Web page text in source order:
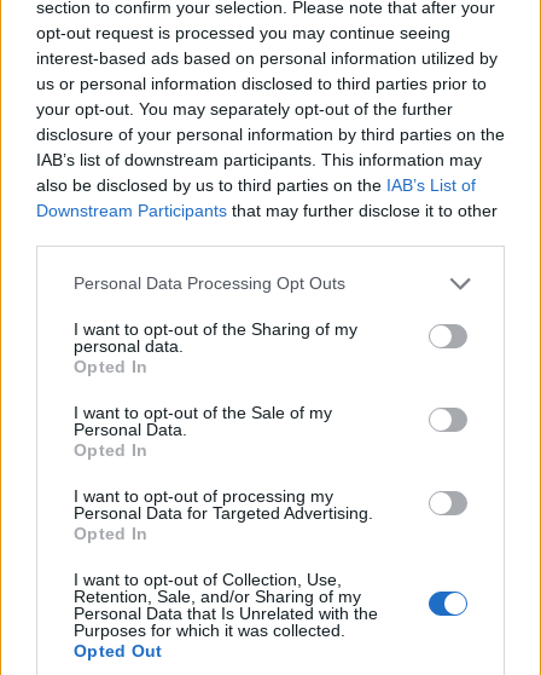
section to confirm your selection. Please note that after your
opt-out request is processed you may continue seeing
interest-based ads based on personal information utilized by
us or personal information disclosed to third parties prior to
your opt-out. You may separately opt-out of the further
disclosure of your personal information by third parties on the
IAB’s list of downstream participants. This information may
also be disclosed by us to third parties on the IAB’s List of
Downstream Participants that may further disclose it to other
Please note that this website/app uses one or more Google
not limited to your visit or usage behaviour. You may click to
grant or deny consent to Google and its third-party tags to
use your data for below specified purposes in below Google
consent section.
Personal Data Processing Opt Outs
I want to opt-out of the Sharing of my
personal data.
Opted In
I want to opt-out of the Sale of my
Personal Data.
Opted In
I want to opt-out of processing my
Personal Data for Targeted Advertising.
Opted In
I want to opt-out of Collection, Use,
Retention, Sale, and/or Sharing of my
Personal Data that Is Unrelated with the
Purposes for which it was collected.
Opted Out
της COSMOTE TV σε σκηνοθεσία Σωτήρη Τσαφούλια
επιστρέφει απόψε στις 23:00.Μετά το ανατρεπτικό φινάλε του
πρώτου επεισοδίου και την επανεμφάνιση του Μασάτου
(Δημήτρης Καπετανάκος), ένας νέος γύρος ανάκρισης ξεκινά.
Παράλληλα, η επιστροφή του Μασάτου φτάνει στα …Διαβάστε
Περισσότερα...
ΕΠΙΣΗΜΑΣΜΕΝΟ ΜΕ: COSMOTE TV , ΕΤΕΡΟΣ ΕΓΩ:
ΝΕΜΕΣΙΣ»
«Έτερος Εγώ: Νέμεσις»: Τι θα δείτε
απόψε στην πρεμιέρα στην Cosmote
12/02/2023